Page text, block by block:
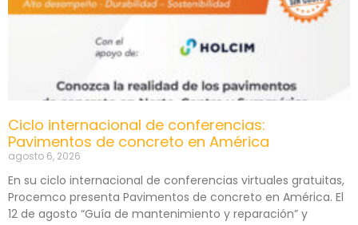
Ciclo internacional de conferencias:
Pavimentos de concreto en América
agosto 6, 2026
En su ciclo internacional de conferencias virtuales gratuitas,
Procemco presenta Pavimentos de concreto en América. El
12 de agosto “Guía de mantenimiento y reparación” y